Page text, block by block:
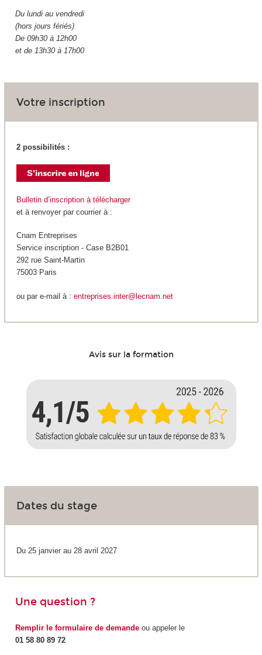
Du lundi au vendredi
(hors jours fériés)
De 09h30 à 12h00
et de 13h30 à 17h00
Votre inscription
2 possibilités :
Bulletin d’inscription à télécharger
et à renvoyer par courrier à :
Cnam Entreprises
Service inscription - Case B2B01
292 rue Saint-Martin
75003 Paris
ou par e-mail à : entreprises.inter@lecnam.net
Avis sur la formation
Dates du stage
Du 25 janvier au 28 avril 2027
Une question ?
Remplir le formulaire de demandeou appeler le
01 58 80 89 72